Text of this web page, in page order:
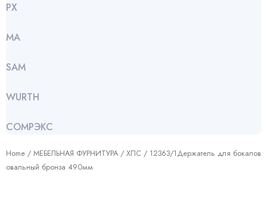
РХ
МА
SАМ
WURTH
СОМРЭКС
Home / МЕБЕЛЬНАЯ ФУРНИТУРА / ХПС / 12363/1Держатель для бокалов
овальный бронза 490мм